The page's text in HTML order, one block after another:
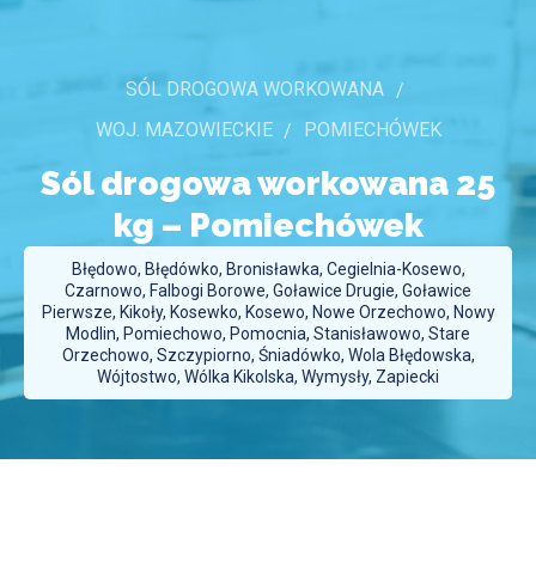
SÓL DROGOWA WORKOWANA
WOJ. MAZOWIECKIE
POMIECHÓWEK
Sól drogowa workowana 25
kg – Pomiechówek
Błędowo, Błędówko, Bronisławka, Cegielnia-Kosewo,
Czarnowo, Falbogi Borowe, Goławice Drugie, Goławice
Pierwsze, Kikoły, Kosewko, Kosewo, Nowe Orzechowo, Nowy
Modlin, Pomiechowo, Pomocnia, Stanisławowo, Stare
Orzechowo, Szczypiorno, Śniadówko, Wola Błędowska,
Wójtostwo, Wólka Kikolska, Wymysły, Zapiecki